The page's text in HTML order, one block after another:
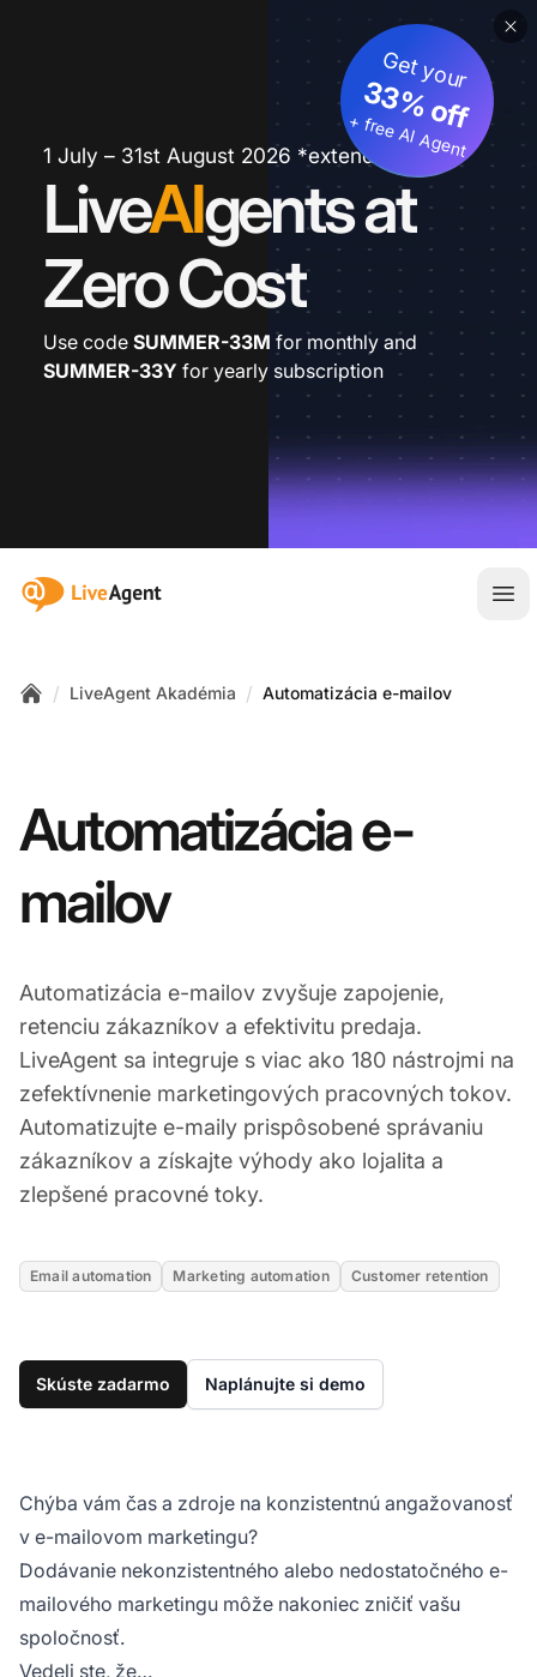
1 July – 31st August 2026 *extended
LiveAIgents at
Zero Cost
Get your
33% off
+ free AI Agent
Use code SUMMER-33M for monthly and
SUMMER-33Y for yearly subscription
:site.title
/ LiveAgent Akadémia / Automatizácia e-mailov
Automatizácia e-
mailov
Automatizácia e-mailov zvyšuje zapojenie,
retenciu zákazníkov a efektivitu predaja.
LiveAgent sa integruje s viac ako 180 nástrojmi na
zefektívnenie marketingových pracovných tokov.
Automatizujte e-maily prispôsobené správaniu
zákazníkov a získajte výhody ako lojalita a
zlepšené pracovné toky.
Email automation Marketing automation Customer retention
Skúste zadarmo Naplánujte si demo
Chýba vám čas a zdroje na konzistentnú angažovanosť
v e-mailovom marketingu?
Dodávanie nekonzistentného alebo nedostatočného e-
mailového marketingu môže nakoniec zničiť vašu
spoločnosť.
Vedeli ste, že…